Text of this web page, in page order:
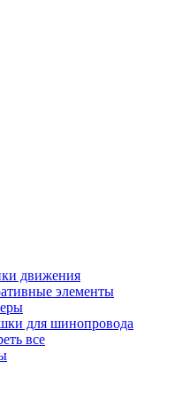
движения
элементы
для шинопровода
все